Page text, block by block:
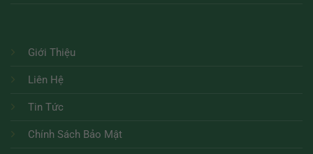
Giới Thiệu
Liên Hệ
Tin Tức
Chính Sách Bảo Mật